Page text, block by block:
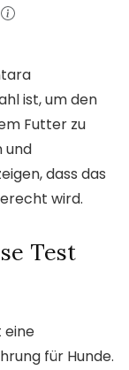
ist, um den
Futter zu
und
dass das
wird.
Test
eine
für Hunde.